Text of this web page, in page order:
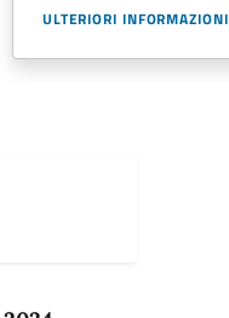
ULTERIORI INFORMAZIONI